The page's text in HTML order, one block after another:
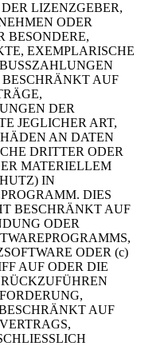
LIZENZGEBER,
ODER
BESONDERE,
EXEMPLARISCHE
AUF
DER
JEGLICHER ART,
AN DATEN
DRITTER ODER
MATERIELLEM
IN
DIES
BESCHRÄNKT AUF
ODER
ODER (c)
AUF ODER DIE
AUF